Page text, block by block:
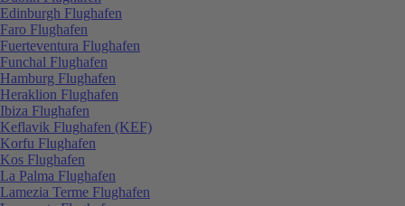
Edinburgh Flughafen
Faro Flughafen
Fuerteventura Flughafen
Funchal Flughafen
Hamburg Flughafen
Heraklion Flughafen
Ibiza Flughafen
Keflavik Flughafen (KEF)
Korfu Flughafen
Kos Flughafen
La Palma Flughafen
Lamezia Terme Flughafen